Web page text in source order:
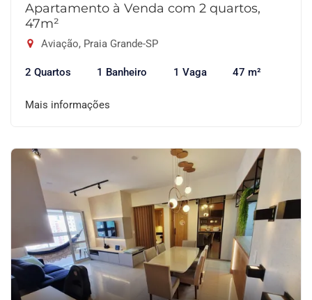
Apartamento à Venda com 2 quartos,
47m²
Aviação, Praia Grande-SP
2 Quartos 1 Banheiro 1 Vaga 47 m²
Mais informações